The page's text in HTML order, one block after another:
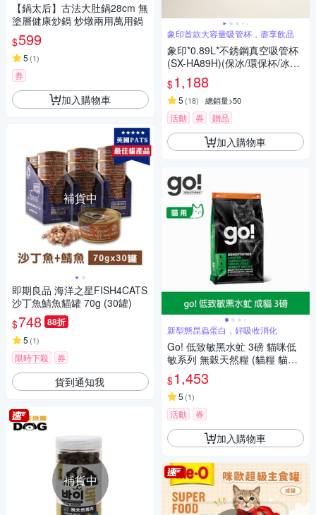
【鍋太后】古法大肚鍋28cm 無
塗層健康炒鍋 炒燉兩用萬用鍋
$599
5 (1)
券
加入購物車
補貨中
即期良品 海洋之星FISH4CATS
沙丁魚鯖魚貓罐 70g (30罐)
$748 88折
5 (1)
限時下殺 券
貨到通知我
補貨中
象印首款大容量吸管杯，盡享飲品
象印*0.89L*不銹鋼真空吸管杯
(SX-HA89H)(保冰/環保杯/冰壩
杯)(快)
$1,188
5 (18) 總銷量>50
活動 券 贈品
加入購物車
新型態昆蟲蛋白，好吸收消化
Go! 低致敏黑水虻 3磅 貓咪低
敏系列 無穀天然糧 (貓糧 貓飼
料 蟲蛋白 昆蟲系 腸胃敏感)
$1,453
5 (1)
活動 券
加入購物車